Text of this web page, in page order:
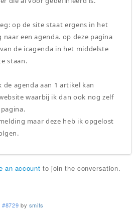
op de site staat ergens in het
een agenda. op deze pagina
de icagenda in het middelste
staan.
de agenda aan 1 artikel kan
waarbij ik dan ook nog zelf
maar deze heb ik opgelost
an account to join the conversation.
#8729 by smits